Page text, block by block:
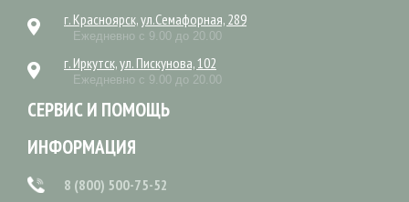
г. Красноярск, ул.Семафорная, 289
Ежедневно с 9.00 до 20.00
г. Иркутск, ул. Пискунова, 102
Ежедневно с 9.00 до 20.00
СЕРВИС И ПОМОЩЬ
ИНФОРМАЦИЯ
8 (800) 500-75-52